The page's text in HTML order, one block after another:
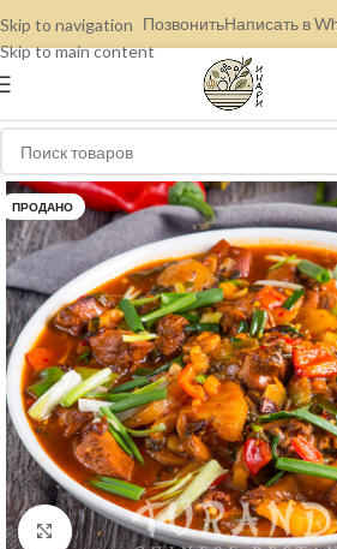
Skip to navigation
Skip to main content
ПозвонитьНаписать в
ПРОДАНО
Нажмите, чтобы увеличить